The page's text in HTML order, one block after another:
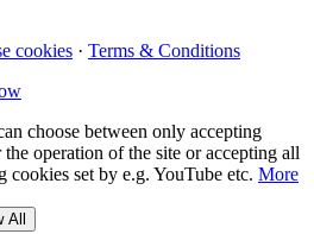
cookies · Terms & Conditions
choose between only accepting
operation of the site or accepting all
set by e.g. YouTube etc. More
All